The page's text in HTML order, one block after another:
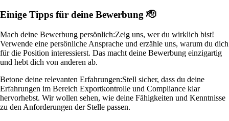
Einige Tipps für deine Bewerbung 🫡
Mach deine Bewerbung persönlich:Zeig uns, wer du wirklich bist!
Verwende eine persönliche Ansprache und erzähle uns, warum du dich
für die Position interessierst. Das macht deine Bewerbung einzigartig
und hebt dich von anderen ab.
Betone deine relevanten Erfahrungen:Stell sicher, dass du deine
Erfahrungen im Bereich Exportkontrolle und Compliance klar
hervorhebst. Wir wollen sehen, wie deine Fähigkeiten und Kenntnisse
zu den Anforderungen der Stelle passen.